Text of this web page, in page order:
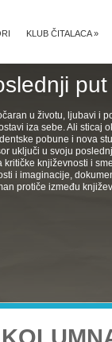
KLUB ČITALACA»
put
u životu, ljubavi i
iza sebe. Ali sticaj
pobune i nova
uključi u svoju
kritičke književnosti i
i imaginacije,
protiče između